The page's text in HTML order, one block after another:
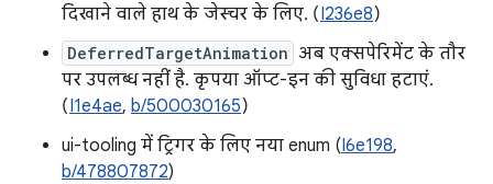
दिखाने वाले हाथ के जेस्चर के लिए. (I236e8)
DeferredTargetAnimation अब एक्सपेरिमेंट के तौर
पर उपलब्ध नहीं है. कृपया ऑप्ट-इन की सुविधा हटाएं.
(I1e4ae, b/500030165)
ui-tooling में ट्रिगर के लिए नया enum (I6e198,
b/478807872)